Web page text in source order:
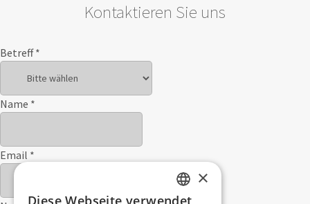
Kontaktieren Sie uns
Betreff*
Name *
Email *
×
Diese Webseite verwendet